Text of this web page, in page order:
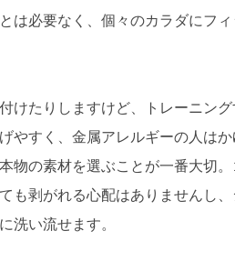
は必要なく、個々のカラダにフ
けたりしますけど、トレーニン
やすく、金属アレルギーの人は
物の素材を選ぶことが一番大切
も剥がれる心配はありませんし
洗い流せます。